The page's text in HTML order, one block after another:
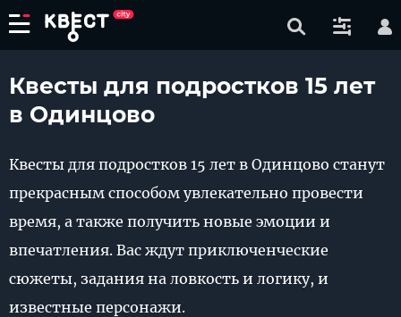
Квесты для подростков 15 лет
в Одинцово
Квесты для подростков 15 лет в Одинцово станут
прекрасным способом увлекательно провести
время, а также получить новые эмоции и
впечатления. Вас ждут приключенческие
сюжеты, задания на ловкость и логику, и
известные персонажи.